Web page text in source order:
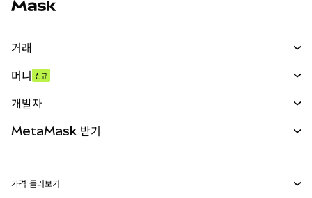
거래
무기한 선물
실물자산
머니 신규
개발자
MetaMask 받기
가격 둘러보기